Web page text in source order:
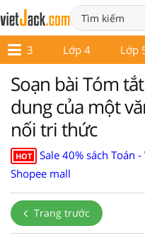
Lớp 3 Lớp 4 Lớp
Soạn bài Tóm
dung của một
nối tri thức
HOT
Sale 40% sách Toán
Shopee mall
Trang trước